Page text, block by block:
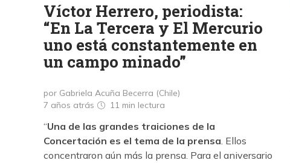
Víctor Herrero, periodista:
“En La Tercera y El Mercurio
uno está constantemente en
un campo minado”
por Gabriela Acuña Becerra (Chile)
7 años atrás
11 min lectura
“Una de las grandes traiciones de la
Concertación es el tema de la prensa. Ellos
concentraron aún más la prensa. Para el aniversario